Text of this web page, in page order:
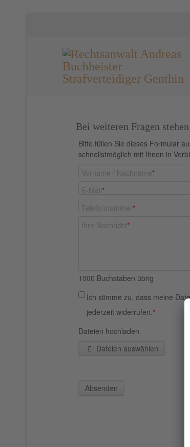
Bei weiteren Fragen
Bitte füllen Sie dieses Formular
schnellstmöglich mit Ihnen in
Vorname / Nachname*
E-Mail*
Telefonnummer*
Ihre Nachricht*
1000 Buchstaben übrig
Ich stimme zu, dass meine
jederzeit widerrufen.*
Dateien hochladen
Dateien auswählen
Absenden